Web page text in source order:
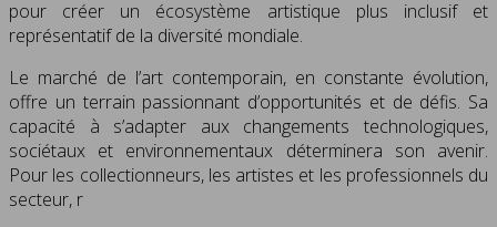
pour créer un écosystème artistique plus inclusif et
représentatif de la diversité mondiale.
Le marché de l’art contemporain, en constante évolution,
offre un terrain passionnant d’opportunités et de défis. Sa
capacité à s’adapter aux changements technologiques,
sociétaux et environnementaux déterminera son avenir.
Pour les collectionneurs, les artistes et les professionnels du
secteur, r